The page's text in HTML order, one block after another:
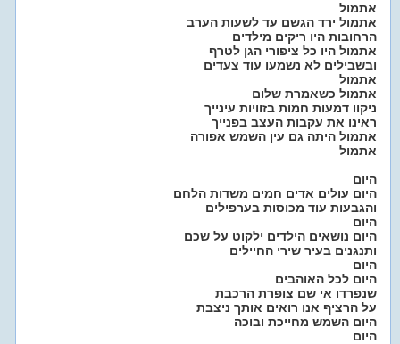
אתמול
אתמול ירד הגשם עד לשעות הערב
הרחובות היו ריקים מילדים
אתמול היו כל ציפורי הגן לטרף
ובשבילים לא נשמעו עוד צעדים
אתמול
אתמול כשאמרת שלום
ניקוו דמעות חמות בזוויות עינייך
ראינו את עקבות העצב בפנייך
אתמול היתה גם עין השמש אפורה
אתמול
היום
היום עולים אדים חמים משדות הלחם
והגבעות עוד מכוסות בערפילים
היום
היום נושאים הילדים ילקוט על שכם
ותנגנים בעיר שירי החיילים
היום
היום לכל האוהבים
שנפרדו אי שם צופרת הרכבת
על הרציף אנו רואים אותך ניצבת
היום השמש מחייכת ובוכה
היום